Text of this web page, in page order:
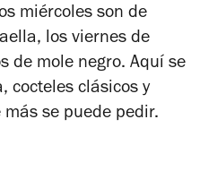
miércoles son de
los viernes de
de mole negro. Aquí se
cocteles clásicos y
se puede pedir.